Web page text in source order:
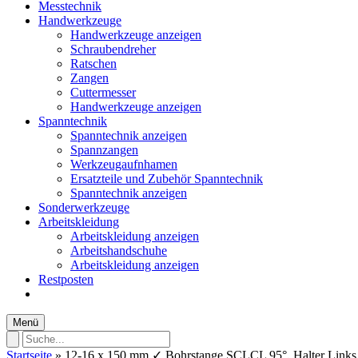
Messtechnik
Handwerkzeuge
Handwerkzeuge anzeigen
Schraubendreher
Ratschen
Zangen
Cuttermesser
Handwerkzeuge anzeigen
Spanntechnik
Spanntechnik anzeigen
Spannzangen
Werkzeugaufnhamen
Ersatzteile und Zubehör Spanntechnik
Spanntechnik anzeigen
Sonderwerkzeuge
Arbeitskleidung
Arbeitskleidung anzeigen
Arbeitshandschuhe
Arbeitskleidung anzeigen
Restposten
Menü
Startseite » 12-16 x 150 mm ✓ Bohrstange SCLCL 95°, Halter